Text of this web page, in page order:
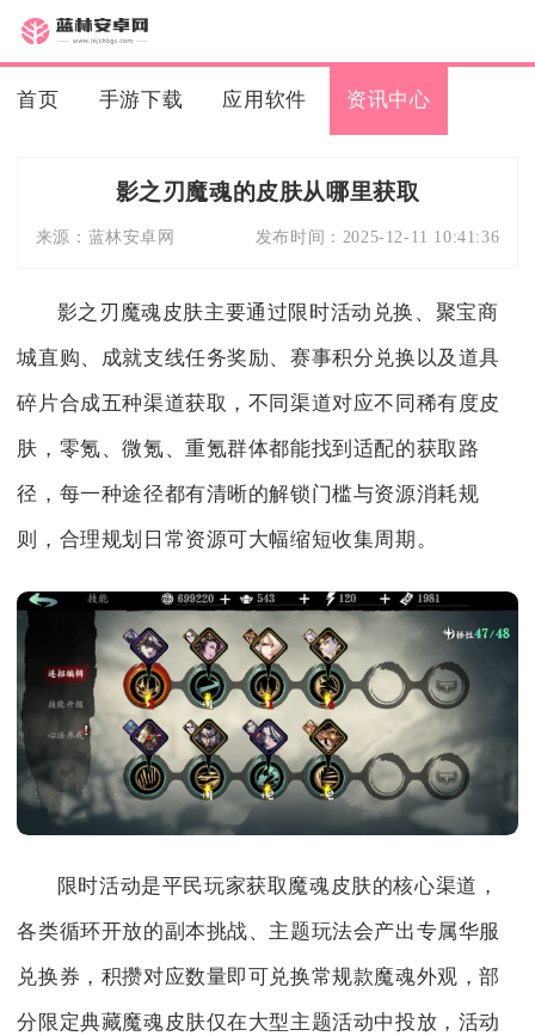
首页 手游下载 应用软件 资讯中心
影之刃魔魂的皮肤从哪里获取
来源： 蓝林安卓网 发布时间： 2025-12-11 10:41:36
影之刃魔魂皮肤主要通过限时活动兑换、聚宝商
城直购、成就支线任务奖励、赛事积分兑换以及道具
碎片合成五种渠道获取，不同渠道对应不同稀有度皮
肤，零氪、微氪、重氪群体都能找到适配的获取路
径，每一种途径都有清晰的解锁门槛与资源消耗规
则，合理规划日常资源可大幅缩短收集周期。
限时活动是平民玩家获取魔魂皮肤的核心渠道，
各类循环开放的副本挑战、主题玩法会产出专属华服
兑换券，积攒对应数量即可兑换常规款魔魂外观，部
分限定典藏魔魂皮肤仅在大型主题活动中投放，活动